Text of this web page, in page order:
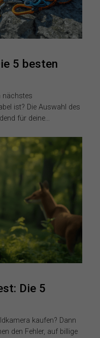
5 besten
nächstes
ist? Die Auswahl des
für deine…
Die 5
kaufen? Dann
den Fehler, auf billige